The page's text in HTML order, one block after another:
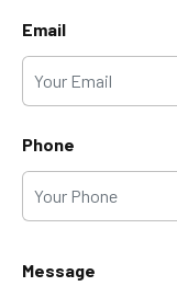
Email
Phone
Message